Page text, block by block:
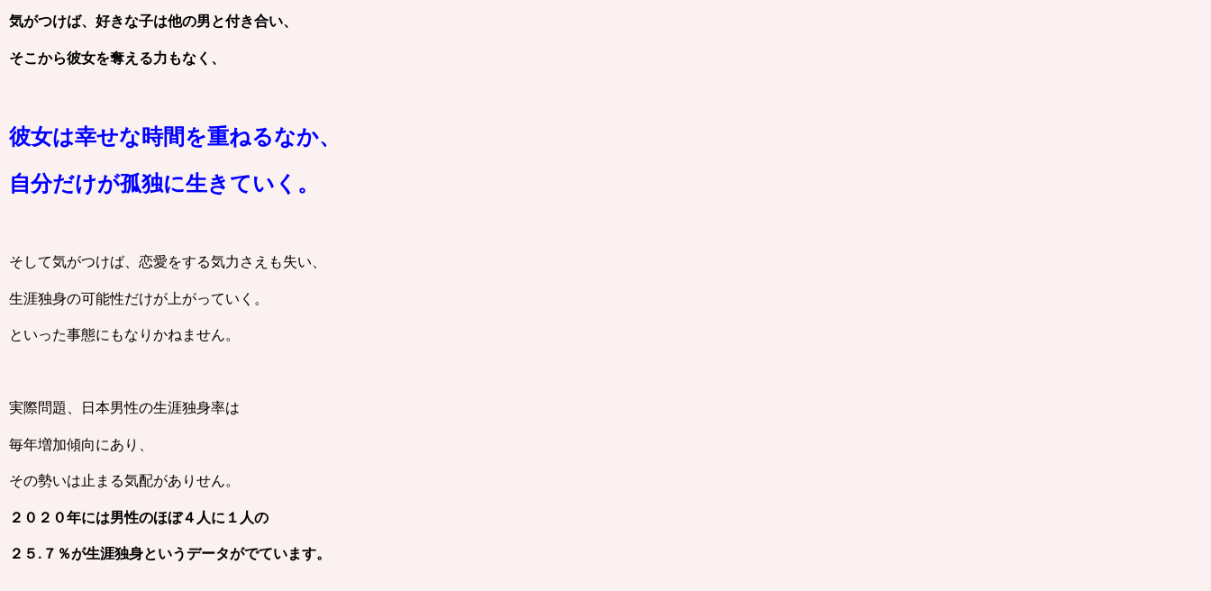
気がつけば、好きな子は他の男と付き合い、
そこから彼女を奪える力もなく、
彼女は幸せな時間を重ねるなか、
自分だけが孤独に生きていく。
そして気がつけば、恋愛をする気力さえも失い、
生涯独身の可能性だけが上がっていく。
といった事態にもなりかねません。
実際問題、日本男性の生涯独身率は
毎年増加傾向にあり、
その勢いは止まる気配がありせん。
２０２０年には男性のほぼ４人に１人の
２５.７％が生涯独身というデータがでています。